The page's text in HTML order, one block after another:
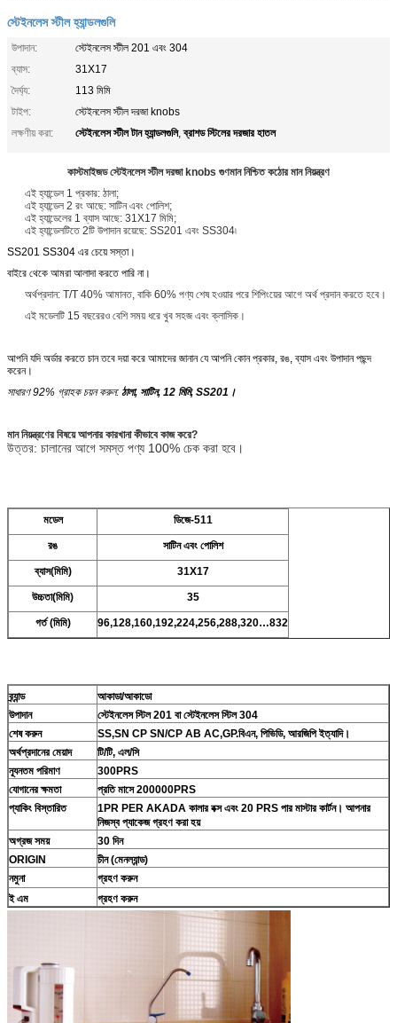
স্টেইনলেস স্টীল হ্যান্ডলগুলি
উপাদান:
স্টেইনলেস স্টীল 201 এবং 304
ব্যাস:
31X17
দৈর্ঘ্য:
113 মিমি
টাইপ:
স্টেইনলেস স্টীল দরজা knobs
লক্ষণীয় করা:
স্টেইনলেস স্টীল টান হ্যান্ডলগুলি,ব্রাশড স্টিলের দরজার হাতল
কাস্টমাইজড স্টেইনলেস স্টীল দরজা knobs গুণমান নিশ্চিত কঠোর মান নিয়ন্ত্রণ
এই হ্যান্ডেল 1 প্রকার: ঠালা;
এই হ্যান্ডেল 2 রং আছে: সাটিন এবং পোলিশ;
এই হ্যান্ডেলের 1 ব্যাস আছে: 31X17 মিমি;
এই হ্যান্ডেলটিতে 2টি উপাদান রয়েছে: SS201 এবং SS304৷
SS201 SS304 এর চেয়ে সস্তা।
বাইরে থেকে আমরা আলাদা করতে পারি না।
অর্থপ্রদান: T/T 40% আমানত, বাকি 60% পণ্য শেষ হওয়ার পরে শিপিংয়ের আগে অর্থ প্রদান করতে হবে।
এই মডেলটি 15 বছরেরও বেশি সময় ধরে খুব সহজ এবং ক্লাসিক।
আপনি যদি অর্ডার করতে চান তবে দয়া করে আমাদের জানান যে আপনি কোন প্রকার, রঙ, ব্যাস এবং উপাদান পছন্দ
করেন।
সাধারণ 92% গ্রাহক চয়ন করুন: ঠালা, সাটিন, 12 মিমি, SS201।
মান নিয়ন্ত্রণের বিষয়ে আপনার কারখানা কীভাবে কাজ করে?
উত্তর: চালানের আগে সমস্ত পণ্য 100% চেক করা হবে।
মডেল ডিজে-511
রঙ সাটিন এবং পোলিশ
ব্যাস(মিমি) 31X17
উচ্চতা(মিমি) 35
গর্ত (মিমি) 96,128,160,192,224,256,288,320…832
ব্র্যান্ড
আকাডা/আকাডো
উপাদান
স্টেইনলেস স্টিল 201 বা স্টেইনলেস স্টিল 304
শেষ করুন
SS,SN CP SN/CP AB AC,GP.বিএন, পিভিডি, আরজিপি ইত্যাদি।
অর্থপ্রদানের মেয়াদ
টি/টি, এল/সি
ন্যূনতম পরিমাণ
300PRS
যোগানের ক্ষমতা
প্রতি মাসে 200000PRS
প্যাকিং বিস্তারিত
1PR PER AKADA কালার বক্স এবং 20 PRS পার মাস্টার কার্টন। আপনার
নিজস্ব প্যাকেজ গ্রহণ করা হয়
অগ্রজ সময়
30 দিন
ORIGIN
চীন (মেনল্যান্ড)
নমুনা
গ্রহণ করুন
ই এম
গ্রহণ করুন